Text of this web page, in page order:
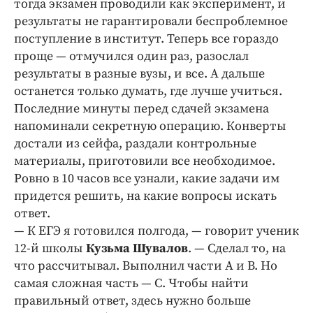
Интересное чтиво
Клиника года
Бренд года
Работодатель года
тогда экзамен проводили как эксперимент, и
результаты не гарантировали беспроблемное
поступление в институт. Теперь все гораздо
проще — отмучился один раз, разослал
результаты в разные вузы, и все. А дальше
останется только думать, где лучше учиться.
Последние минуты перед сдачей экзамена
напоминали секретную операцию. Конверты
достали из сейфа, раздали контрольные
материалы, приготовили все необходимое.
Ровно в 10 часов все узнали, какие задачи им
придется решить, на какие вопросы искать
ответ.
— К ЕГЭ я готовился полгода, — говорит ученик
12-й школы Кузьма Шувалов. — Сделал то, на
что рассчитывал. Выполнил части А и В. Но
самая сложная часть — С. Чтобы найти
правильный ответ, здесь нужно больше